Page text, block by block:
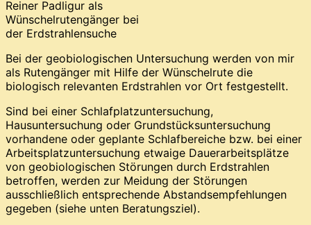
Reiner Padligur als
Wünschelrutengänger bei
der Erdstrahlensuche
Bei der geobiologischen Untersuchung werden von mir
als Rutengänger mit Hilfe der Wünschelrute die
biologisch relevanten Erdstrahlen vor Ort festgestellt.
Sind bei einer Schlafplatzuntersuchung,
Hausuntersuchung oder Grundstücksuntersuchung
vorhandene oder geplante Schlafbereiche bzw. bei einer
Arbeitsplatzuntersuchung etwaige Dauerarbeitsplätze
von geobiologischen Störungen durch Erdstrahlen
betroffen, werden zur Meidung der Störungen
ausschließlich entsprechende Abstandsempfehlungen
gegeben (siehe unten Beratungsziel).